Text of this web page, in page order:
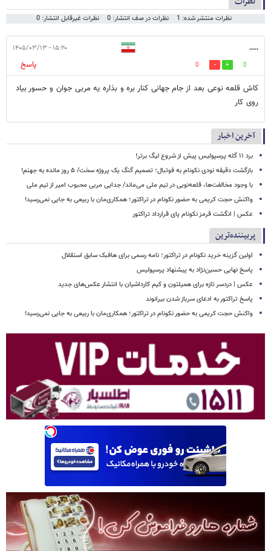
نظرات منتشر شده: 1 نظرات در صف انتشار: 0 نظرات غیرقابل انتشار: 0
..... ۱۵:۲۰ - ۱۴۰۵/۰۳/۱۳
0
0
پاسخ
کاش قلعه نوعی بعد از جام جهانی کنار بره و بذاره یه مربی جوان و حسور بیاد
روی کار
آخرین اخبار
برد ۱۱ گله پرسپولیس پیش از شروع لیگ برتر!
بازگشت دقیقه نودی نکونام به فوتبال؛ تصمیم گنگ یک پروژه سخت/ ۵ روز مانده به جهنم!
با وجود مخالفت‌ها، قلعه‌نویی در تیم ملی می‌ماند/ جدایی مربی محبوب امیر از تیم ملی
واکنش حجت کریمی به حضور نکونام در تراکتور؛ همکاری‌مان با ربیعی به جایی نمی‌رسید!
عکس | انگشت قرمز نکونام پای قرارداد تراکتور
پربیننده‌ترین
اولین گزینه خرید نکونام در تراکتور؛ نامه رسمی برای هافبک سابق استقلال
پاسخ نهایی حسین‌نژاد به پیشنهاد پرسپولیس
عکس | دردسر تازه برای همیلتون و کیم کارداشیان با انتشار عکس‌های جدید
پاسخ تراکتور به ادعای سرباز شدن بیرانوند
واکنش حجت کریمی به حضور نکونام در تراکتور؛ همکاری‌مان با ربیعی به جایی نمی‌رسید!